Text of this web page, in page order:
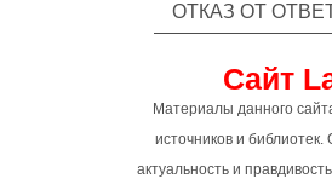
ОТКАЗ ОТ
Сайт
Материалы данного
источников и
актуальность и